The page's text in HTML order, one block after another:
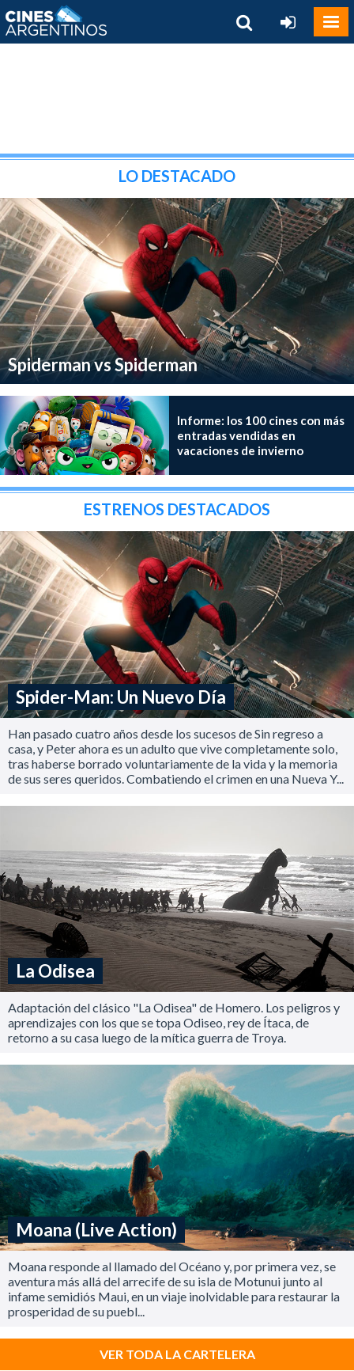
LO DESTACADO
Spiderman vs Spiderman
Informe: los 100 cines con más
entradas vendidas en
vacaciones de invierno
ESTRENOS DESTACADOS
Spider-Man: Un Nuevo Día
Han pasado cuatro años desde los sucesos de Sin regreso a
casa, y Peter ahora es un adulto que vive completamente solo,
tras haberse borrado voluntariamente de la vida y la memoria
de sus seres queridos. Combatiendo el crimen en una Nueva Y...
La Odisea
Adaptación del clásico "La Odisea" de Homero. Los peligros y
aprendizajes con los que se topa Odiseo, rey de Ítaca, de
retorno a su casa luego de la mítica guerra de Troya.
Moana (Live Action)
Moana responde al llamado del Océano y, por primera vez, se
aventura más allá del arrecife de su isla de Motunui junto al
infame semidiós Maui, en un viaje inolvidable para restaurar la
prosperidad de su puebl...
VER TODA LA CARTELERA